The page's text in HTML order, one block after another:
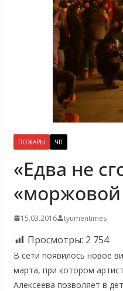
ПОЖАРЫ ЧП
«Едва не
«моржовой
15.03.2016 tyumentimes
Просмотры: 2 754
В сети появилось новое
марта, при котором
Алексеева позволяет в